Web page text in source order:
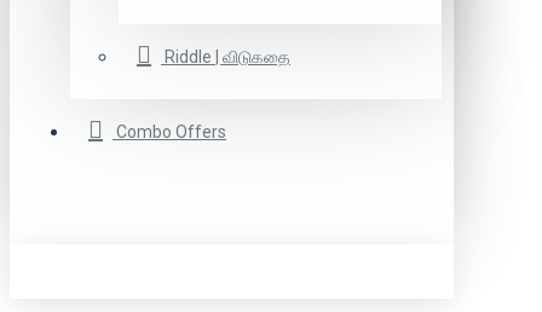
Riddle | விடுகதை
Combo Offers